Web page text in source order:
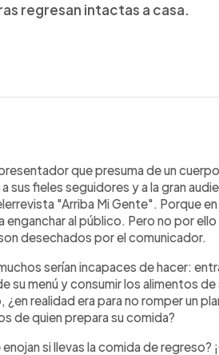
regresan intactas a casa.
que presuma de un
fieles seguidores y a la gran
"Arriba Mi Gente". Porque en
al público. Pero no por ello
desechados por el comunicador.
serían incapaces de hacer:
su menú y consumir los alimentos de
realidad era para no romper un
de quien prepara su comida?
si llevas la comida de regreso?